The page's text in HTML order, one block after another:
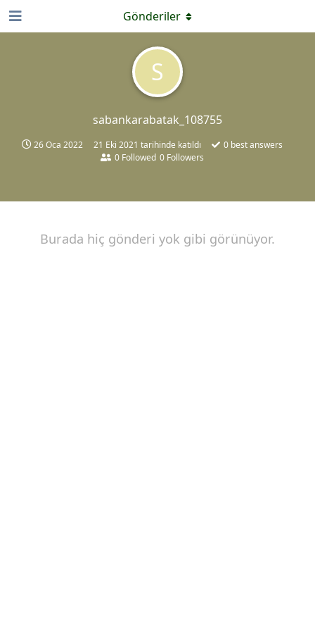
S
sabankarabatak_108755
26 Oca 2022 21 Eki 2021 tarihinde katıldı 0 best answers
0 Followed 0 Followers
Gönderiler
Burada hiç gönderi yok gibi görünüyor.